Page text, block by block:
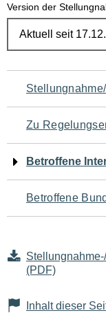
Version der
Navigation
für
den
Zu
Betroffene
Betroffene
(PDF)
Inhalt dieser